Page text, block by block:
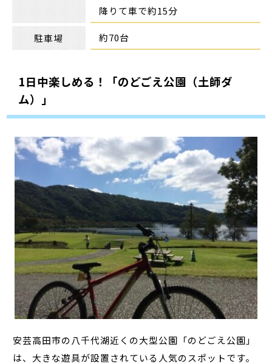
降りて車で約15分
駐車場 約70台
1日中楽しめる！「のどごえ公園（土師ダ
ム）」
安芸高田市の八千代湖近くの大型公園「のどごえ公園」
は、大きな遊具が設置されている人気のスポットです。